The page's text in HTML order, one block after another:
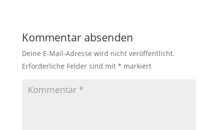
Kommentar absenden
Deine E-Mail-Adresse wird nicht veröffentlicht.
Erforderliche Felder sind mit * markiert